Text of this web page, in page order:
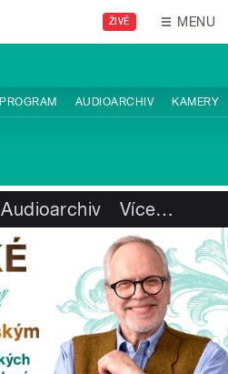
ŽIVĚ MENU
PROGRAM AUDIOARCHIV KAMERY
Audioarchiv Více…